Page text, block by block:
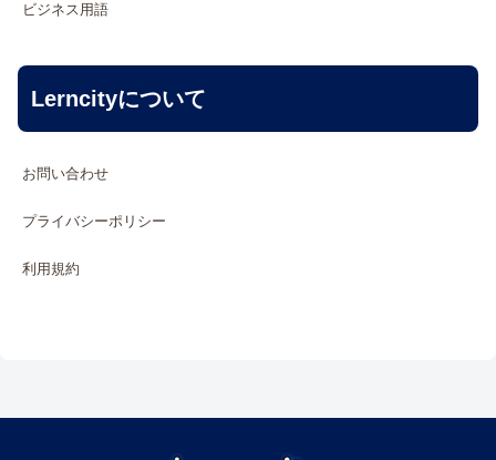
ビジネス用語
Lerncityについて
お問い合わせ
プライバシーポリシー
利用規約